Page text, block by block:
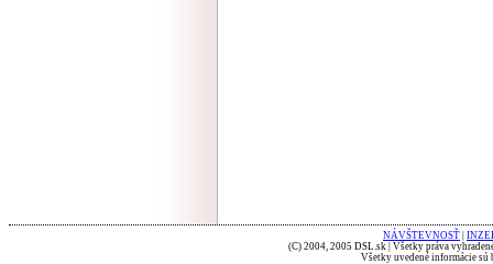
NÁVŠTEVNOSŤ
(C) 2004, 2005 DSL.sk | Všetky práva
Všetky uvedené informácie sú